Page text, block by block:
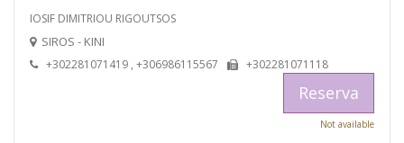
IOSIF DIMITRIOU RIGOUTSOS
SIROS - KINI
+302281071419 , +306986115567 +302281071118
Reserva
Not available